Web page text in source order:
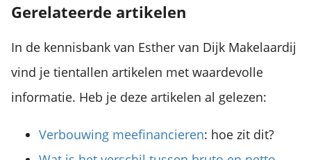
Gerelateerde artikelen
In de kennisbank van Esther van Dijk Makelaardij
vind je tientallen artikelen met waardevolle
informatie. Heb je deze artikelen al gelezen:
Verbouwing meefinancieren: hoe zit dit?